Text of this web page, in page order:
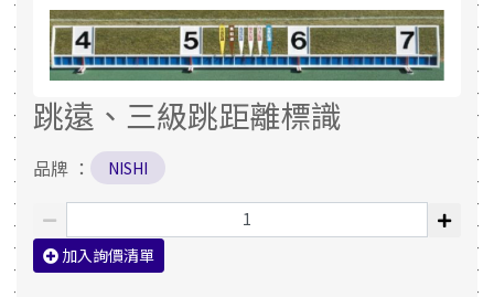
跳遠、三級跳距離標識
品牌 ： NISHI
加入詢價清單